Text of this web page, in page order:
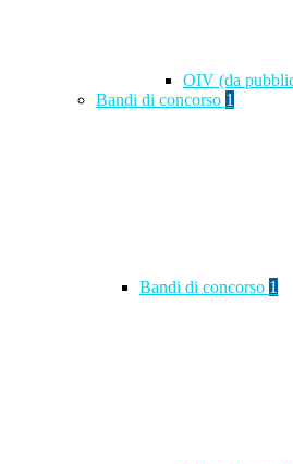
OIV (da
Bandi di concorso 1
Bandi di concorso 1